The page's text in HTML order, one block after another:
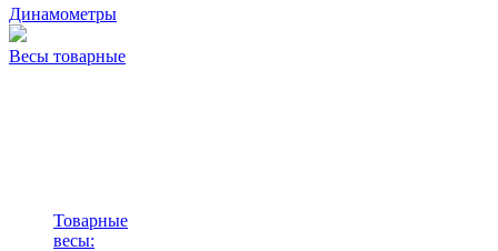
Динамометры
Весы товарные
Товарные
весы: